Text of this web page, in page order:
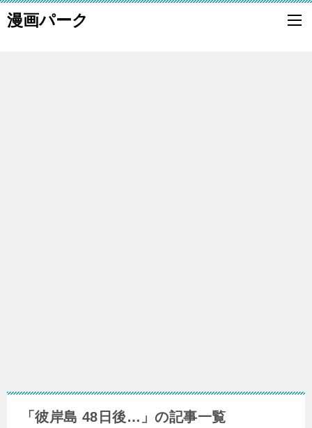
漫画パーク
「彼岸島 48日後…」の記事一覧